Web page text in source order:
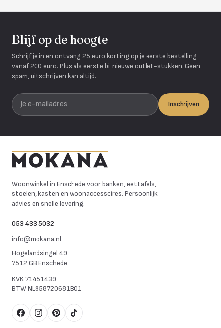
Blijf op de hoogte
Schrijf je in en ontvang 25 euro korting op je eerste bestelling
vanaf 200 euro. Plus als eerste bij nieuwe outlet-stukken. Geen
spam, uitschrijven kan altijd.
Je e-mailadres
Inschrijven
Woonwinkel in Enschede voor banken, eettafels,
stoelen, kasten en woonaccessoires. Persoonlijk
advies en snelle levering.
053 433 5032
info@mokana.nl
Hogelandsingel 49
7512 GB Enschede
KVK71451439
BTWNL858720681B01
FacebookInstagram
Pinterest
TikTok